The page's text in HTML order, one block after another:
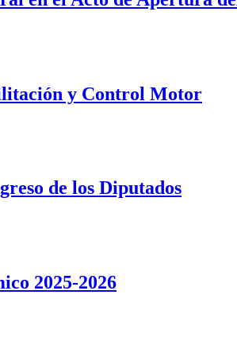
y Control Motor
de los Diputados
2025-2026